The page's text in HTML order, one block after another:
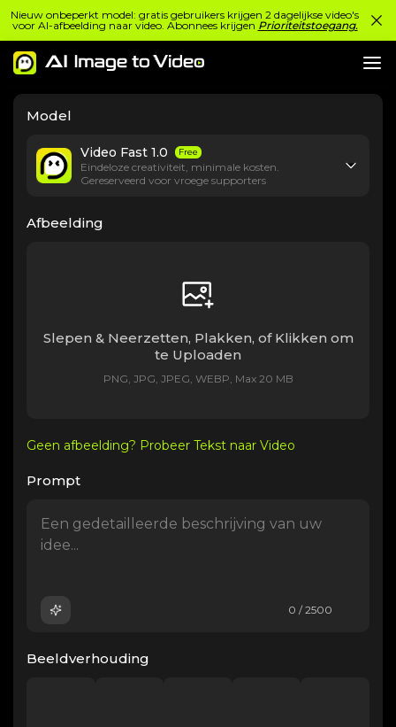
Nieuw onbeperkt model: gratis gebruikers krijgen 2 dagelijkse video's
voor AI-afbeelding naar video. Abonnees krijgen Prioriteitstoegang.
Model
Video Fast 1.0 Free
Eindeloze creativiteit, minimale kosten.
Gereserveerd voor vroege supporters
Afbeelding
Slepen & Neerzetten, Plakken, of Klikken om
te Uploaden
PNG, JPG, JPEG, WEBP, Max 20 MB
Geen afbeelding? Probeer Tekst naar Video
Prompt
0 / 2500
Beeldverhouding